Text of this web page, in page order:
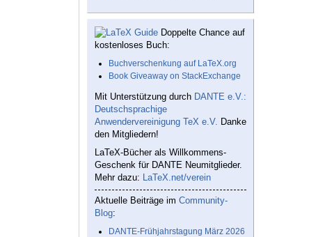
Doppelte Chance auf
kostenloses Buch:
Buchverschenkung auf LaTeX.org
Book Giveaway on StackExchange
Mit Unterstützung durch DANTE e.V.:
Deutschsprachige
Anwendervereinigung TeX e.V. Danke
den Mitgliedern!
LaTeX-Bücher als Willkommens-
Geschenk für DANTE Neumitglieder.
Mehr dazu: LaTeX.net/verein
Aktuelle Beiträge im Community-
Blog:
DANTE-Frühjahrstagung März 2026